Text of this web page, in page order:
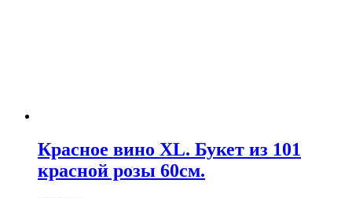
Красное вино XL. Букет из 101
красной розы 60см.